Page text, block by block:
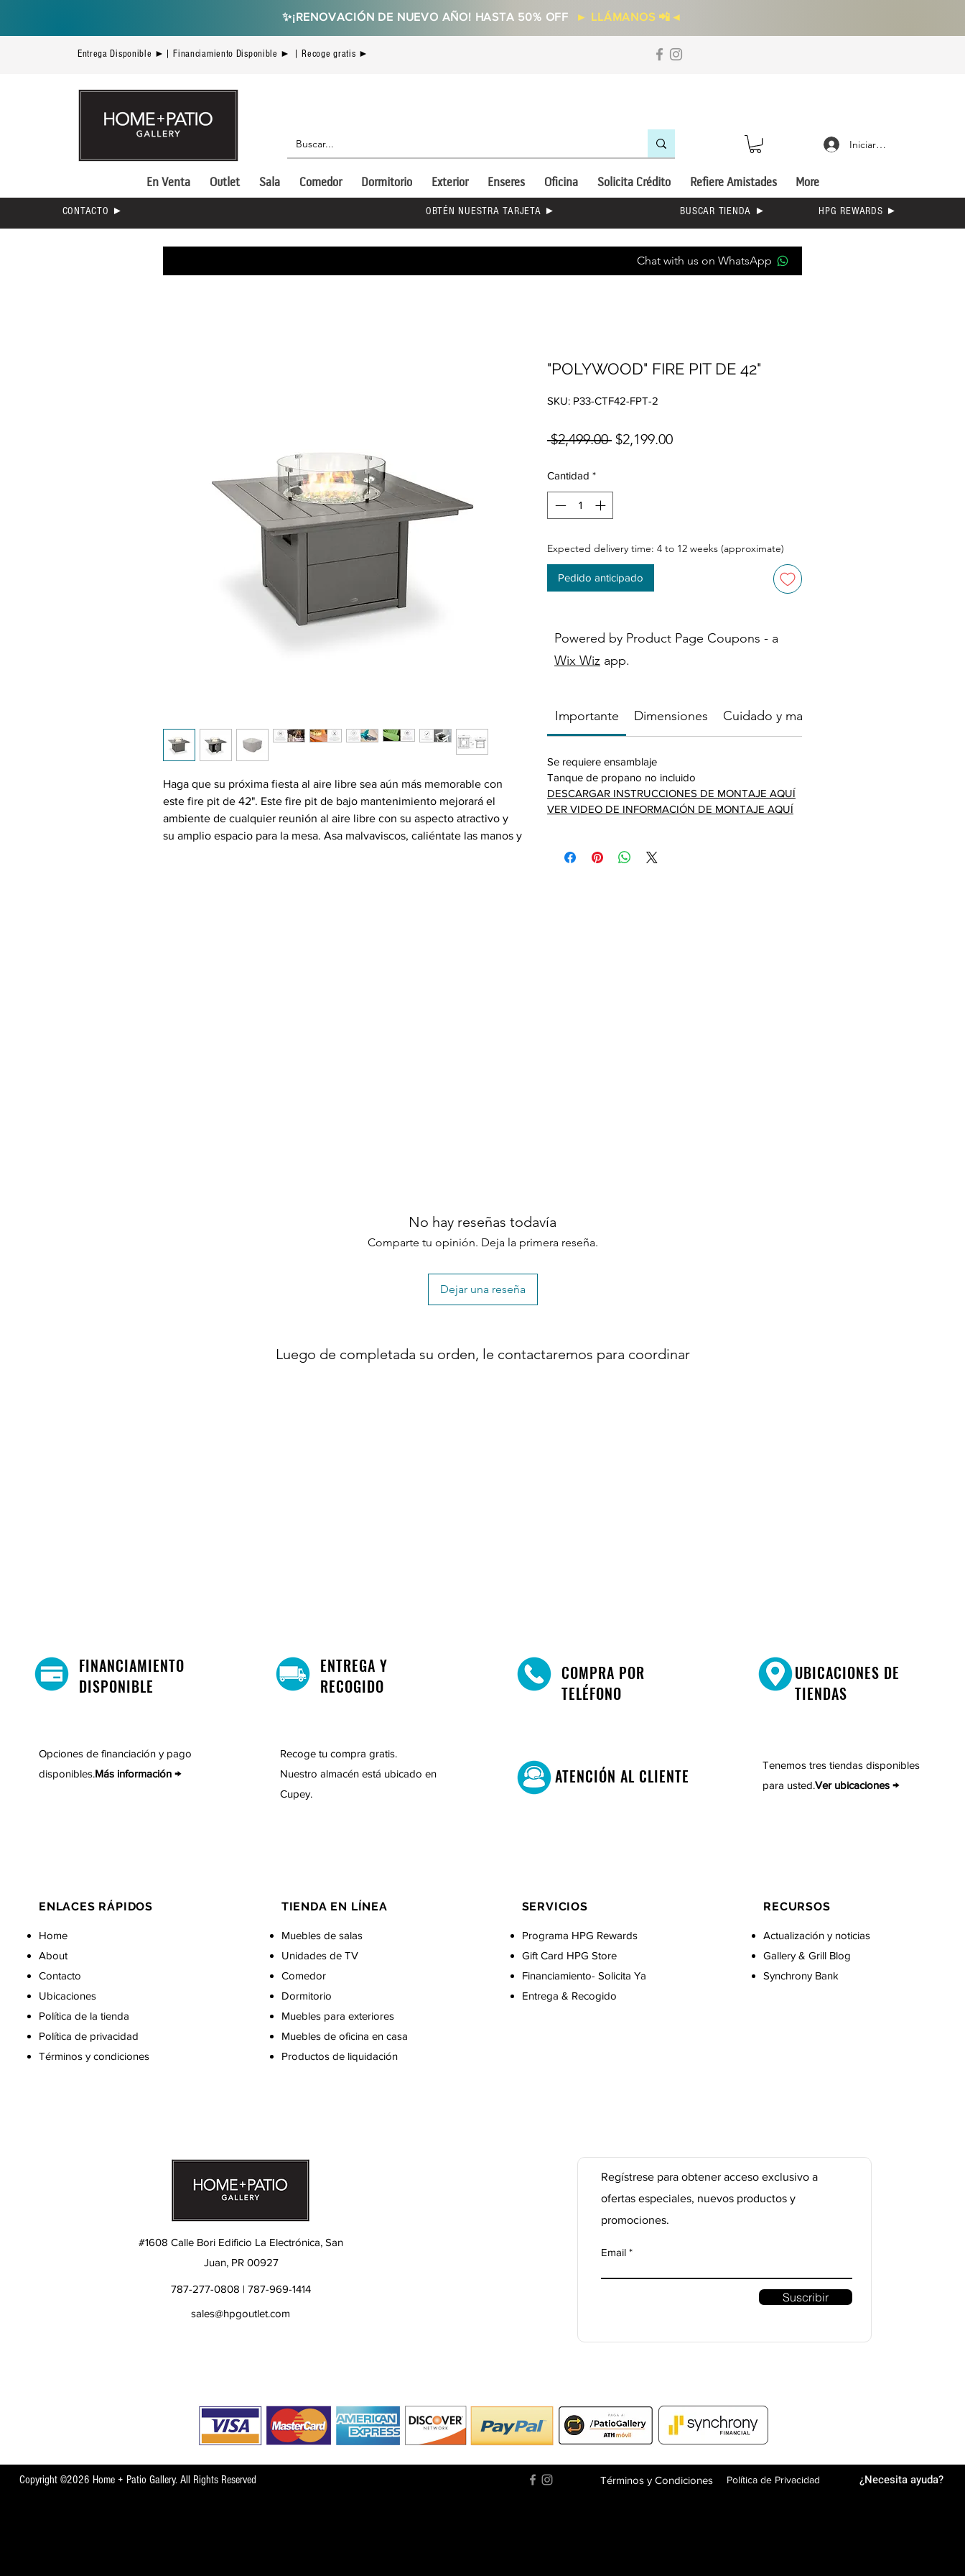
✨¡RENOVACIÓN DE NUEVO AÑO! HASTA 50% OFF ► LLÁMANOS 📲 ◄
Entrega Disponible ►| Financiamiento Disponible ► | Recoge gratis ►
Iniciar sesión
En Venta Outlet Sala Comedor Dormitorio Exterior Enseres Oficina Solicita Crédito Refiere Amistades More
CONTACTO ► OBTÉN NUESTRA TARJETA ► BUSCAR TIENDA ► HPG REWARDS ►
Chat with us on WhatsApp
Haga que su próxima fiesta al aire libre sea aún más memorable con
este fire pit de 42". Este fire pit de bajo mantenimiento mejorará el
ambiente de cualquier reunión al aire libre con su aspecto atractivo y
su amplio espacio para la mesa. Asa malvaviscos, caliéntate las manos y
Madera duradera para todo clima que no es propensa a astillarse,
agrietarse, astillarse, pelarse o pudrirse
Se limpia fácilmente con agua, jabón y un cepillo de cerdas suaves
Hecho en los EE. UU.
"POLYWOOD" FIRE PIT DE 42"
SKU: P33-CTF42-FPT-2
$2,499.00 Precio
$2,199.00Precio de oferta
Cantidad *
Expected delivery time: 4 to 12 weeks (approximate)
Pedido anticipado
Powered by Product Page Coupons - a
Wix Wiz app.
Importante Dimensiones Cuidado y mantenimiento
Se requiere ensamblaje
Tanque de propano no incluido
DESCARGAR INSTRUCCIONES DE MONTAJE AQUÍ
VER VIDEO DE INFORMACIÓN DE MONTAJE AQUÍ
No hay reseñas todavía
Comparte tu opinión. Deja la primera reseña.
Dejar una reseña
Luego de completada su orden, le contactaremos para coordinar
FINANCIAMIENTO
DISPONIBLE
Opciones de financiación y pago
disponibles.Más información →
ENTREGA Y
RECOGIDO
Recoge tu compra gratis.
Nuestro almacén está ubicado en
Cupey.
COMPRA POR
TELÉFONO
ATENCIÓN AL CLIENTE
UBICACIONES DE
TIENDAS
Tenemos tres tiendas disponibles
para usted.Ver ubicaciones →
ENLACES RÁPIDOS
Home
About
Contacto
Ubicaciones
Política de la tienda
Política de privacidad
Términos y condiciones
TIENDA EN LÍNEA
Muebles de salas
Unidades de TV
Comedor
Dormitorio
Muebles para exteriores
Muebles de oficina en casa
Productos de liquidación
SERVICIOS
Programa HPG Rewards
Gift Card HPG Store
Financiamiento- Solicita Ya
Entrega & Recogido
RECURSOS
Actualización y noticias
Gallery & Grill Blog
Synchrony Bank
#1608 Calle Bori Edificio La Electrónica, San
Juan, PR 00927
787-277-0808 | 787-969-1414
sales@hpgoutlet.com
Regístrese para obtener acceso exclusivo a
ofertas especiales, nuevos productos y
promociones.
Email
Suscribir
Copyright ©2026 Home + Patio Gallery. All Rights Reserved Términos y Condiciones Política de Privacidad ¿Necesita ayuda?